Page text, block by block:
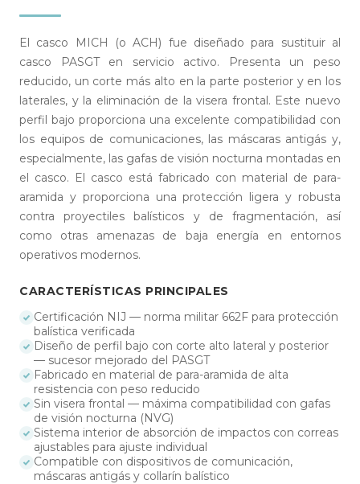
El casco MICH (o ACH) fue diseñado para sustituir al
casco PASGT en servicio activo. Presenta un peso
reducido, un corte más alto en la parte posterior y en los
laterales, y la eliminación de la visera frontal. Este nuevo
perfil bajo proporciona una excelente compatibilidad con
los equipos de comunicaciones, las máscaras antigás y,
especialmente, las gafas de visión nocturna montadas en
el casco. El casco está fabricado con material de para-
aramida y proporciona una protección ligera y robusta
contra proyectiles balísticos y de fragmentación, así
como otras amenazas de baja energía en entornos
operativos modernos.
CARACTERÍSTICAS PRINCIPALES
Certificación NIJ — norma militar 662F para protección
balística verificada
Diseño de perfil bajo con corte alto lateral y posterior
— sucesor mejorado del PASGT
Fabricado en material de para-aramida de alta
resistencia con peso reducido
Sin visera frontal — máxima compatibilidad con gafas
de visión nocturna (NVG)
Sistema interior de absorción de impactos con correas
ajustables para ajuste individual
Compatible con dispositivos de comunicación,
máscaras antigás y collarín balístico